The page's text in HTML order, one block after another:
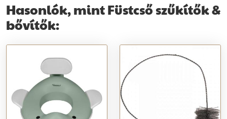
Hasonlók, mint Füstcső szűkítők &
bővítők: